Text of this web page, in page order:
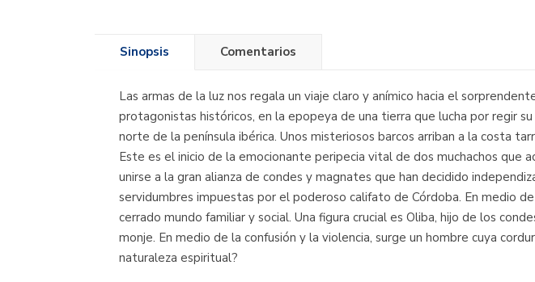
Sinopsis Comentarios
Las armas de la luz nos regala un viaje claro y anímico hacia el
protagonistas históricos, en la epopeya de una tierra que lucha por regir
norte de la península ibérica. Unos misteriosos barcos arriban a la costa
Este es el inicio de la emocionante peripecia vital de dos muchachos
unirse a la gran alianza de condes y magnates que han decidido
servidumbres impuestas por el poderoso califato de Córdoba. En medio
cerrado mundo familiar y social. Una figura crucial es Oliba, hijo de los
monje. En medio de la confusión y la violencia, surge un hombre cuya
naturaleza espiritual?